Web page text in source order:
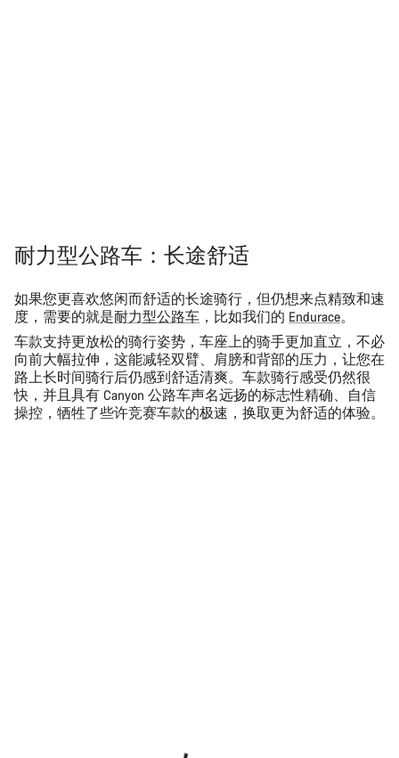
耐力型公路车：长途舒适
如果您更喜欢悠闲而舒适的长途骑行 ，但仍想来点精致和速
度，需要的就是耐力型公路车 ，比如我们的 Endurace。
车款支持更放松的骑行姿势，车座上的骑手更加直立，不必
向前大幅拉伸，这能减轻双臂、肩膀和背部的压力，让您在
路上长时间骑行后仍感到舒适清爽。车款骑行感受仍然很
快，并且具有 Canyon 公路车声名远扬的标志性精确、自信
操控，牺牲了些许竞赛车款的极速，换取更为舒适的体验。